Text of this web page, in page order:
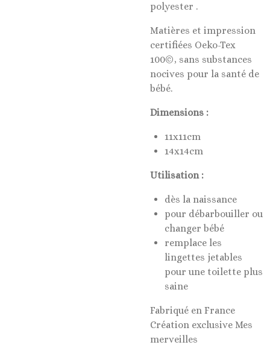
polyester .
Matières et impression
certifiées Oeko-Tex
100©, sans substances
nocives pour la santé de
bébé.
Dimensions :
11x11cm
14x14cm
Utilisation :
dès la naissance
pour débarbouiller ou
changer bébé
remplace les
lingettes jetables
pour une toilette plus
saine
Fabriqué en France
Création exclusive Mes
merveilles